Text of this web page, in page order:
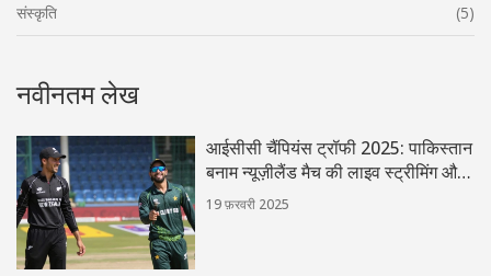
संस्कृति (5)
नवीनतम लेख
आईसीसी चैंपियंस ट्रॉफी 2025: पाकिस्तान
बनाम न्यूज़ीलैंड मैच की लाइव स्ट्रीमिंग और
प्रसारण की जानकारी
19 फ़रवरी 2025